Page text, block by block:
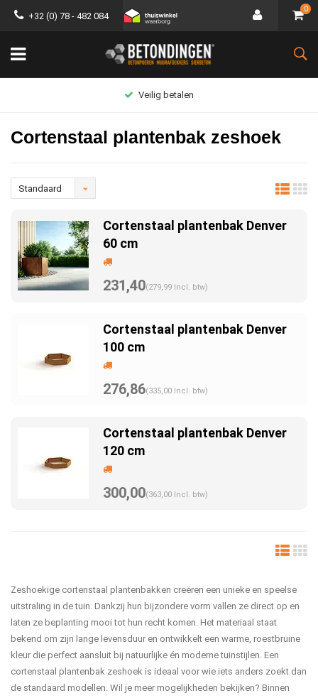
+32 (0) 78 - 482 084
0
Veilig betalen
Cortenstaal plantenbak zeshoek
Standaard
Cortenstaal plantenbak Denver
60 cm
231,40(279,99 Incl. btw)
Cortenstaal plantenbak Denver
100 cm
276,86(335,00 Incl. btw)
Cortenstaal plantenbak Denver
120 cm
300,00(363,00 Incl. btw)
Zeshoekige cortenstaal plantenbakken creëren een unieke en speelse
uitstraling in de tuin. Dankzij hun bijzondere vorm vallen ze direct op en
laten ze beplanting mooi tot hun recht komen. Het materiaal staat
bekend om zijn lange levensduur en ontwikkelt een warme, roestbruine
kleur die perfect aansluit bij natuurlijke én moderne tuinstijlen. Een
cortenstaal plantenbak zeshoek is ideaal voor wie iets anders zoekt dan
de standaard modellen. Wil je meer mogelijkheden bekijken? Binnen